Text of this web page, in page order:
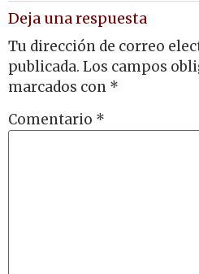
Deja una respuesta
Tu dirección de correo
publicada. Los campos
marcados con *
Comentario *